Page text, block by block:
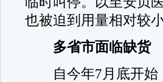
也被迫到用量相对较
多省市面临缺货
自今年7月底开始